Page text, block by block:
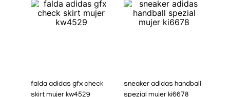
falda adidas gfx check
skirt mujer kw4529
sneaker adidas handball
spezial mujer ki6678